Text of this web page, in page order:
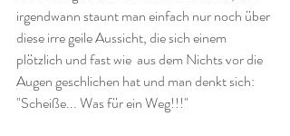
irgendwann staunt man einfach nur noch über
diese irre geile Aussicht, die sich einem
plötzlich und fast wie  aus dem Nichts vor die
Augen geschlichen hat und man denkt sich:
"Scheiße... Was für ein Weg!!!"